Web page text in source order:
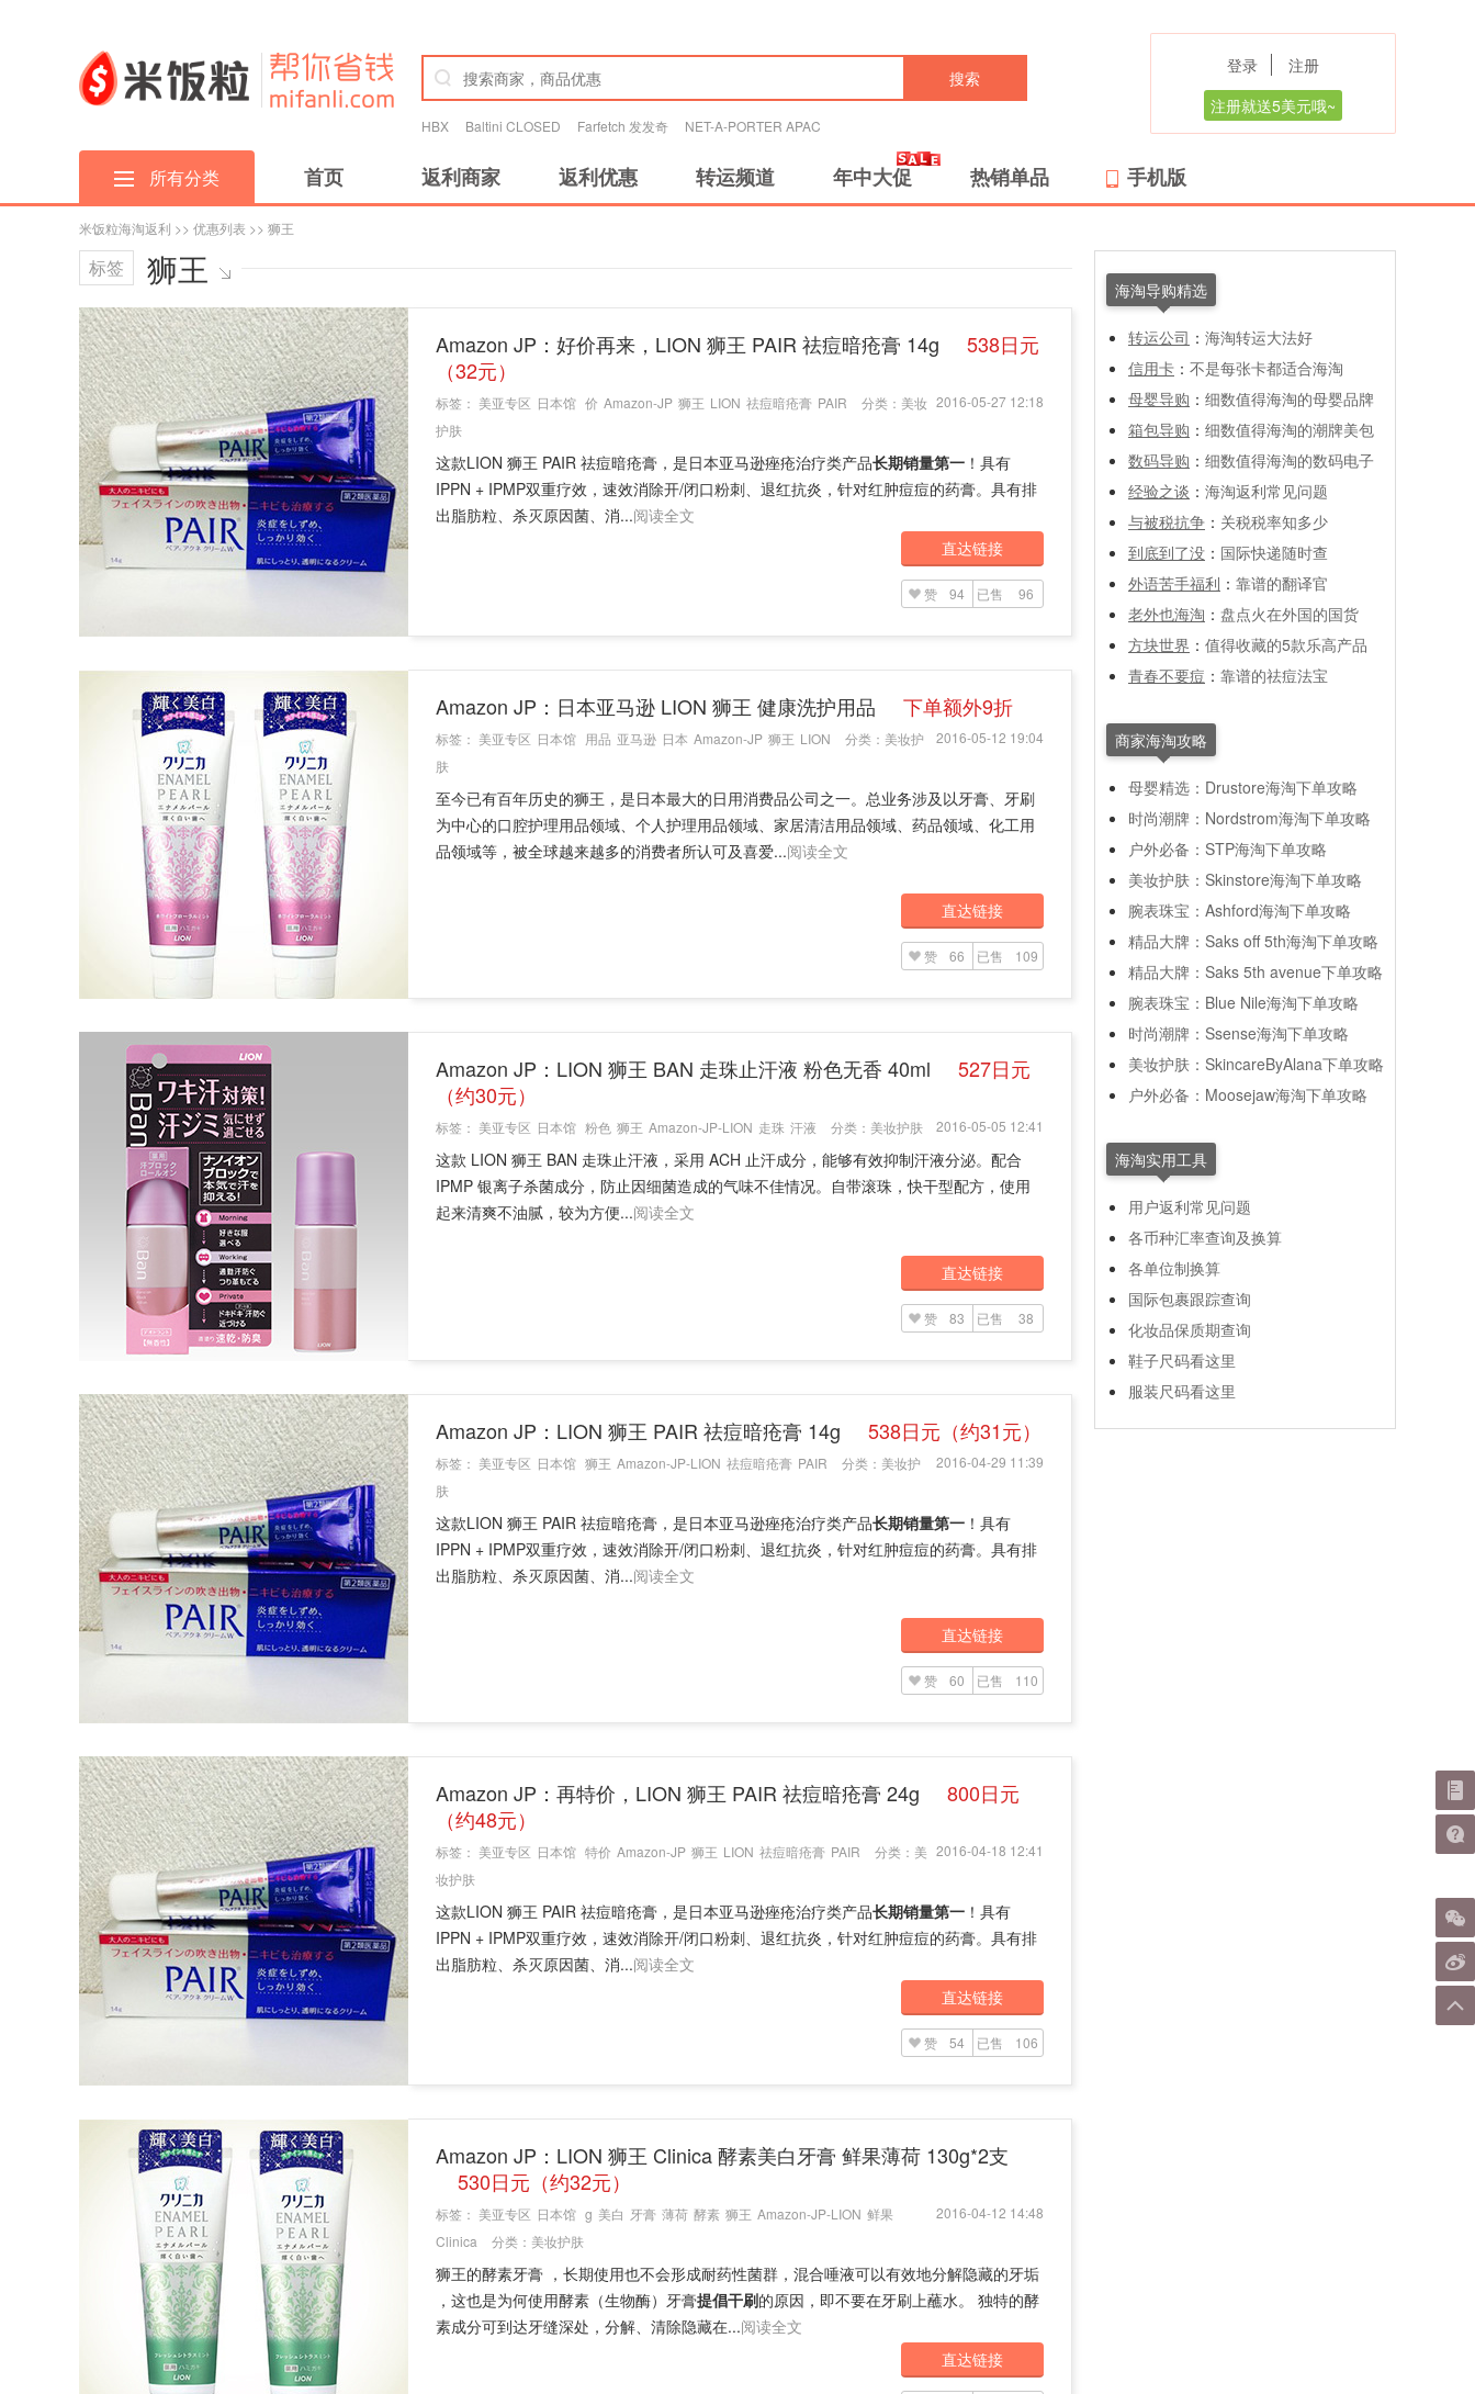
搜索
HBX Baltini CLOSED Farfetch 发发奇 NET-A-PORTER APAC
登录
注册
注册就送5美元哦~
所有分类 首页 返利商家 返利优惠 转运频道 年中大促 热销单品 手机版
米饭粒海淘返利 >> 优惠列表 >> 狮王
标签 狮王
Amazon JP：好价再来，LION 狮王 PAIR 祛痘暗疮膏 14g
538日元
（32元）
2016-05-27 12:18
标签： 美亚专区 日本馆 价 Amazon-JP 狮王 LION 祛痘暗疮膏 PAIR 分类： 美妆
护肤
这款LION 狮王 PAIR 祛痘暗疮膏，是日本亚马逊痤疮治疗类产品长期销量第一 ！具有
IPPN + IPMP双重疗效，速效消除开/闭口粉刺、退红抗炎，针对红肿痘痘的药膏。具有排
出脂肪粒、杀灭原因菌、消...阅读全文
直达链接
赞 94 已售 96
Amazon JP：日本亚马逊 LION 狮王 健康洗护用品 下单额外9折
2016-05-12 19:04
标签： 美亚专区 日本馆 用品 亚马逊 日本 Amazon-JP 狮王 LION 分类： 美妆护
肤
至今已有百年历史的狮王，是日本最大的日用消费品公司之一。总业务涉及以牙膏、牙刷
为中心的口腔护理用品领域、个人护理用品领域、家居清洁用品领域、药品领域、化工用
品领域等，被全球越来越多的消费者所认可及喜爱...阅读全文
直达链接
赞 66 已售 109
Amazon JP：LION 狮王 BAN 走珠止汗液 粉色无香 40ml
527日元
（约30元）
2016-05-05 12:41
标签： 美亚专区 日本馆 粉色 狮王 Amazon-JP-LION 走珠 汗液 分类： 美妆护肤
这款 LION 狮王 BAN 走珠止汗液，采用 ACH 止汗成分，能够有效抑制汗液分泌。配合
IPMP 银离子杀菌成分，防止因细菌造成的气味不佳情况。自带滚珠，快干型配方，使用
起来清爽不油腻，较为方便...阅读全文
直达链接
赞 83 已售 38
Amazon JP：LION 狮王 PAIR 祛痘暗疮膏 14g 538日元（约31元）
2016-04-29 11:39
标签： 美亚专区 日本馆 狮王 Amazon-JP-LION 祛痘暗疮膏 PAIR 分类： 美妆护
肤
这款LION 狮王 PAIR 祛痘暗疮膏，是日本亚马逊痤疮治疗类产品长期销量第一 ！具有
IPPN + IPMP双重疗效，速效消除开/闭口粉刺、退红抗炎，针对红肿痘痘的药膏。具有排
出脂肪粒、杀灭原因菌、消...阅读全文
直达链接
赞 60 已售 110
Amazon JP：再特价，LION 狮王 PAIR 祛痘暗疮膏 24g
800日元
（约48元）
2016-04-18 12:41
标签： 美亚专区 日本馆 特价 Amazon-JP 狮王 LION 祛痘暗疮膏 PAIR 分类： 美
妆护肤
这款LION 狮王 PAIR 祛痘暗疮膏，是日本亚马逊痤疮治疗类产品长期销量第一 ！具有
IPPN + IPMP双重疗效，速效消除开/闭口粉刺、退红抗炎，针对红肿痘痘的药膏。具有排
出脂肪粒、杀灭原因菌、消...阅读全文
直达链接
赞 54 已售 106
Amazon JP：LION 狮王 Clinica 酵素美白牙膏 鲜果薄荷 130g*2支
530日元（约32元）
2016-04-12 14:48
标签： 美亚专区 日本馆 g 美白 牙膏 薄荷 酵素 狮王 Amazon-JP-LION 鲜果
Clinica
分类： 美妆护肤
狮王的酵素牙膏 ，长期使用也不会形成耐药性菌群，混合唾液可以有效地分解隐藏的牙垢
，这也是为何使用酵素（生物酶）牙膏提倡干刷的原因，即不要在牙刷上蘸水。 独特的酵
素成分可到达牙缝深处，分解、清除隐藏在...阅读全文
直达链接
海淘导购精选
转运公司 ： 海淘转运大法好
信用卡 ： 不是每张卡都适合海淘
母婴导购 ： 细数值得海淘的母婴品牌
箱包导购 ： 细数值得海淘的潮牌美包
数码导购 ： 细数值得海淘的数码电子
经验之谈 ： 海淘返利常见问题
与被税抗争 ： 关税税率知多少
到底到了没 ： 国际快递随时查
外语苦手福利 ： 靠谱的翻译官
老外也海淘 ： 盘点火在外国的国货
方块世界 ： 值得收藏的5款乐高产品
青春不要痘 ： 靠谱的祛痘法宝
商家海淘攻略
母婴精选：Drustore海淘下单攻略
时尚潮牌：Nordstrom海淘下单攻略
户外必备：STP海淘下单攻略
美妆护肤：Skinstore海淘下单攻略
腕表珠宝：Ashford海淘下单攻略
精品大牌：Saks off 5th海淘下单攻略
精品大牌：Saks 5th avenue下单攻略
腕表珠宝：Blue Nile海淘下单攻略
时尚潮牌：Ssense海淘下单攻略
美妆护肤：SkincareByAlana下单攻略
户外必备：Moosejaw海淘下单攻略
海淘实用工具
用户返利常见问题
各币种汇率查询及换算
各单位制换算
国际包裹跟踪查询
化妆品保质期查询
鞋子尺码看这里
服装尺码看这里